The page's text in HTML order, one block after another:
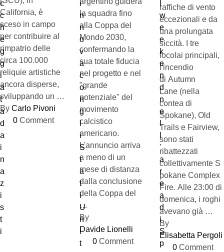
California, è
sceso in campo
per contribuire al
rimpatrio delle
circa 100.000
reliquie artistiche
ancora disperse,
sviluppando un …
By Carlo Pivoni
0 Comment
la squadra fino
alla Coppa del
Mondo 2030,
confermando la
sua totale fiducia
nel progetto e nel
"grande
potenziale" del
movimento
calcistico
americano.
L'annuncio arriva
a meno di un
mese di distanza
dalla conclusione
della Coppa del
…
By
Davide Lionelli
0 Comment
raffiche di vento
eccezionali e da
una prolungata
siccità. I tre
focolai principali,
l'incendio
di Autumn
Lane (nella
contea di
Spokane), Old
Trails e Fairview,
sono stati
ribattezzati
collettivamente S
pokane Complex
Fire. Alle 23:00 di
domenica, i roghi
avevano già …
By
Elisabetta Pergoli
0 Comment